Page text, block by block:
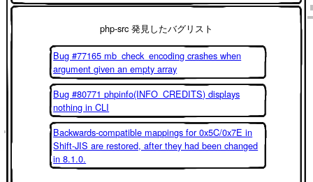
php-src 発見したバグリスト
Bug #77165 mb_check_encoding crashes when
argument given an empty array
Bug #80771 phpinfo(INFO_CREDITS) displays
nothing in CLI
Backwards-compatible mappings for 0x5C/0x7E in
Shift-JIS are restored, after they had been changed
in 8.1.0.